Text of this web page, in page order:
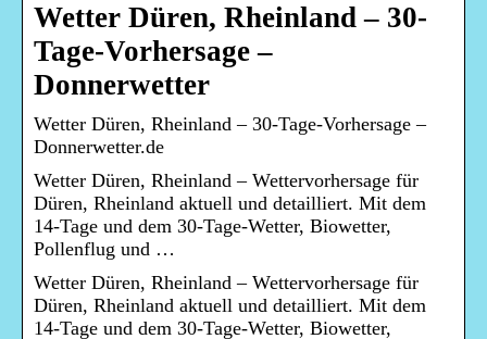
Wetter Düren, Rheinland – 30-
Tage-Vorhersage –
Donnerwetter
Wetter Düren, Rheinland – 30-Tage-Vorhersage –
Donnerwetter.de
Wetter Düren, Rheinland – Wettervorhersage für
Düren, Rheinland aktuell und detailliert. Mit dem
14-Tage und dem 30-Tage-Wetter, Biowetter,
Pollenflug und …
Wetter Düren, Rheinland – Wettervorhersage für
Düren, Rheinland aktuell und detailliert. Mit dem
14-Tage und dem 30-Tage-Wetter, Biowetter,